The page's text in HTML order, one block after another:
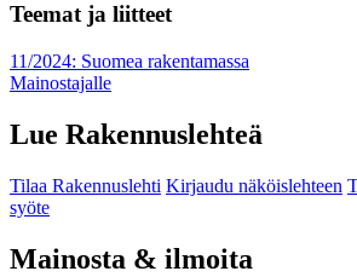
Teemat ja liitteet
11/2024: Suomea rakentamassa
Mainostajalle
Lue Rakennuslehteä
Tilaa Rakennuslehti Kirjaudu näköislehteen
syöte
Mainosta & ilmoita